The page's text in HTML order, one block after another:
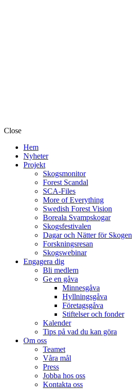
Close
Hem
Nyheter
Projekt
Skogsmonitor
Forest Scandal
SCA-Files
More of Everything
Swedish Forest Vision
Boreala Svampskogar
Skogsfestivalen
Dagar och Nätter för Skogen
Forskningsresan
Skogswebinar
Engagera dig
Bli medlem
Ge en gåva
Minnesgåva
Hyllningsgåva
Företagsgåva
Stiftelser och fonder
Kalender
Tips på vad du kan göra
Om oss
Teamet
Våra mål​
Press
Jobba hos oss
Kontakta oss